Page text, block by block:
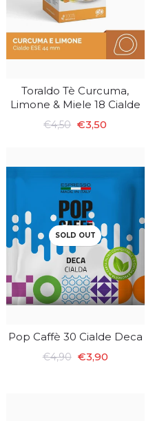
Toraldo Tè Curcuma,
Limone & Miele 18 Cialde
€4,50 €3,50
SOLD OUT
Pop Caffè 30 Cialde Deca
€4,90 €3,90